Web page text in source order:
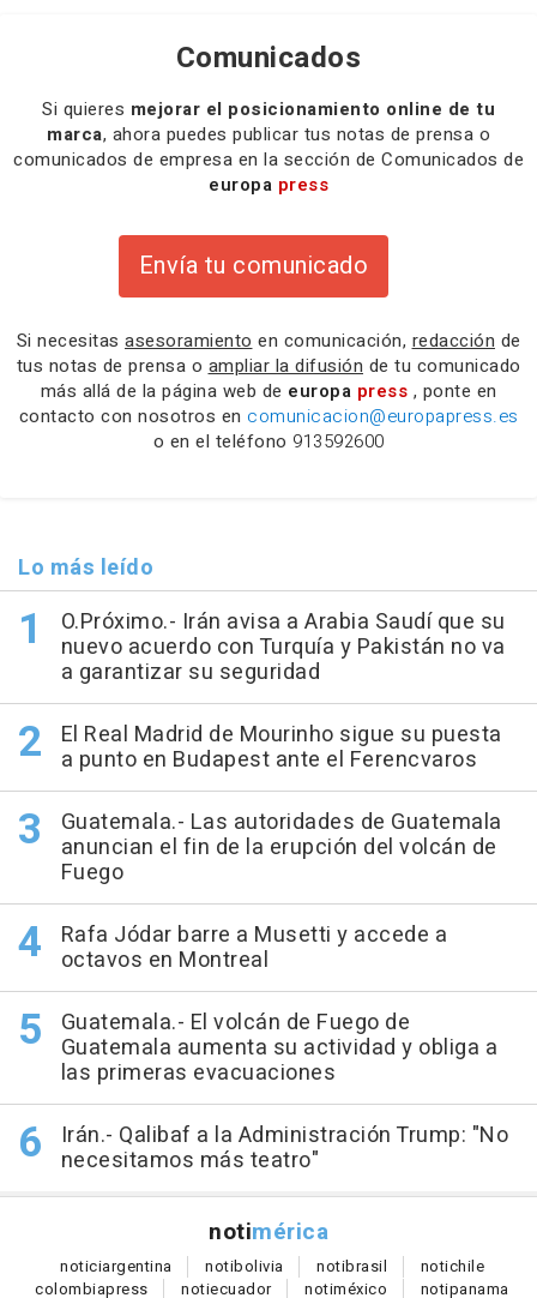
Comunicados
Si quieres mejorar el posicionamiento online de tu
marca, ahora puedes publicar tus notas de prensa o
comunicados de empresa en la sección de Comunicados de
europa press
Envía tu comunicado
Si necesitas asesoramiento en comunicación, redacción de
tus notas de prensa o ampliar la difusión de tu comunicado
más allá de la página web de europa press , ponte en
contacto con nosotros en comunicacion@europapress.es
o en el teléfono 913592600
Lo más leído
O.Próximo.- Irán avisa a Arabia Saudí que su
nuevo acuerdo con Turquía y Pakistán no va
a garantizar su seguridad
El Real Madrid de Mourinho sigue su puesta
a punto en Budapest ante el Ferencvaros
Guatemala.- Las autoridades de Guatemala
anuncian el fin de la erupción del volcán de
Fuego
Rafa Jódar barre a Musetti y accede a
octavos en Montreal
Guatemala.- El volcán de Fuego de
Guatemala aumenta su actividad y obliga a
las primeras evacuaciones
Irán.- Qalibaf a la Administración Trump: "No
necesitamos más teatro"
notimérica
noticiargentina notibolivia notibrasil notichile
colombiapress notiecuador notiméxico notipanama